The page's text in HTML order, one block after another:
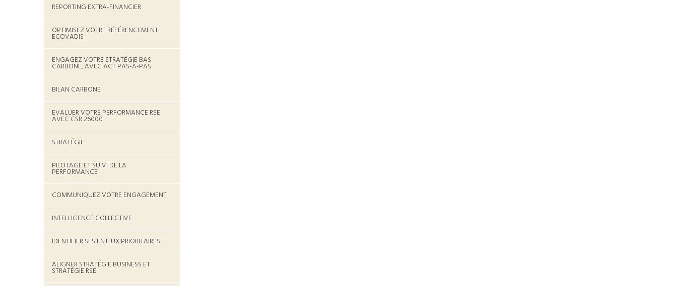
REPORTING EXTRA-FINANCIER
OPTIMISEZ VOTRE RÉFÉRENCEMENT
ECOVADIS
ENGAGEZ VOTRE STRATÉGIE BAS
CARBONE, AVEC ACT PAS-À-PAS
BILAN CARBONE
EVALUER VOTRE PERFORMANCE RSE
AVEC CSR 26000
STRATÉGIE
PILOTAGE ET SUIVI DE LA
PERFORMANCE
COMMUNIQUEZ VOTRE ENGAGEMENT
INTELLIGENCE COLLECTIVE
IDENTIFIER SES ENJEUX PRIORITAIRES
ALIGNER STRATÉGIE BUSINESS ET
STRATÉGIE RSE